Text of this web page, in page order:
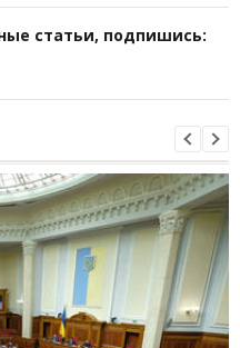
статьи, подпишись: